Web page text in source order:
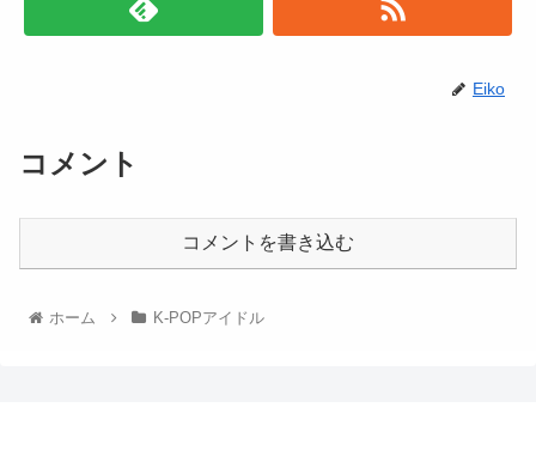
Eiko
コメント
コメントを書き込む
ホーム K-POPアイドル